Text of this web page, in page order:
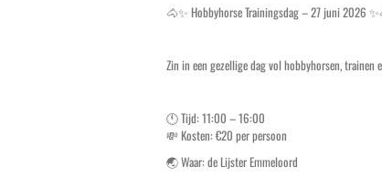
🐴✨ Hobbyhorse Trainingsdag – 27 juni 2026
Zin in een gezellige dag vol hobbyhorsen,
🕚 Tijd: 11:00 – 16:00
💸 Kosten: €20 per persoon
🌏 Waar: de Lijster Emmeloord